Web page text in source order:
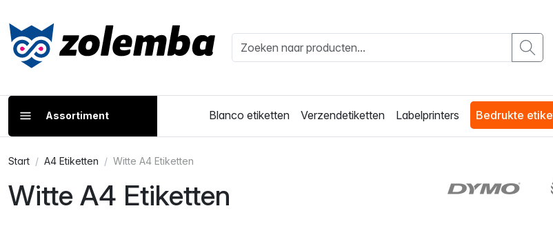
Assortiment Blanco etiketten Verzendetiketten Labelprinters Bedrukte
Start A4 Etiketten Witte A4 Etiketten
Witte A4 Etiketten